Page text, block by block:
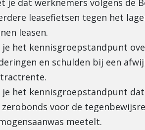
je dat werknemers volgens de
leasefietsen tegen het
leasen.
je het kennisgroepstandpunt
en schulden bij een
je het kennisgroepstandpunt
zerobonds voor de
meetelt.